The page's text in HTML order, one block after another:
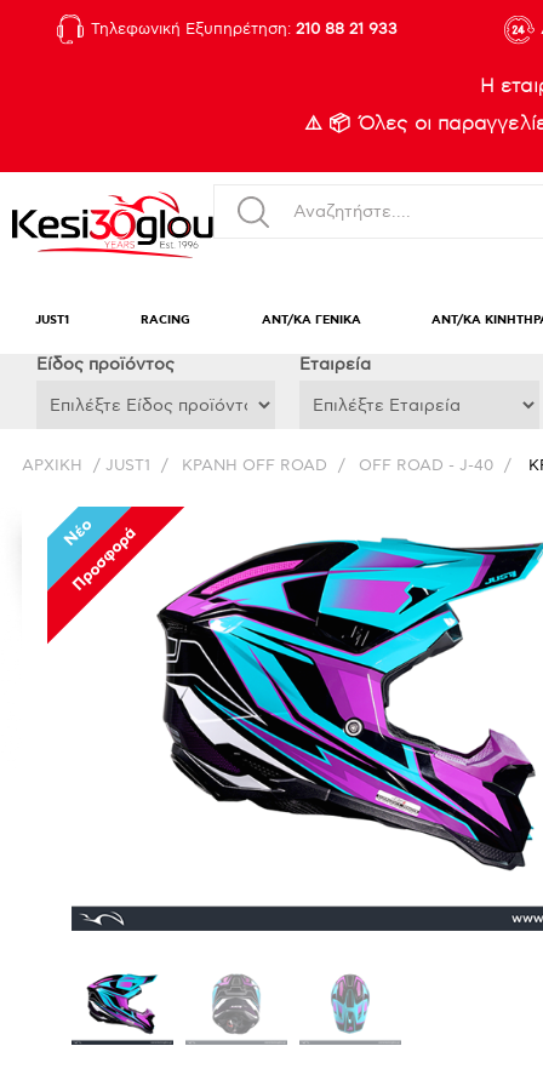
Τηλεφωνική Εξυπηρέτηση: 210 88 21 933
Η
⚠️ 📦 Όλες οι
JUST1 RACING ΑΝΤ/ΚΑ ΓΕΝΙΚΑ ΑΝΤ/ΚΑ
Eίδος προϊόντος Εταιρεία
ΑΡΧΙΚΉ / JUST1 / ΚΡΑΝΗ OFF ROAD / OFF ROAD - J-40 /
Νέο
Προσφορά